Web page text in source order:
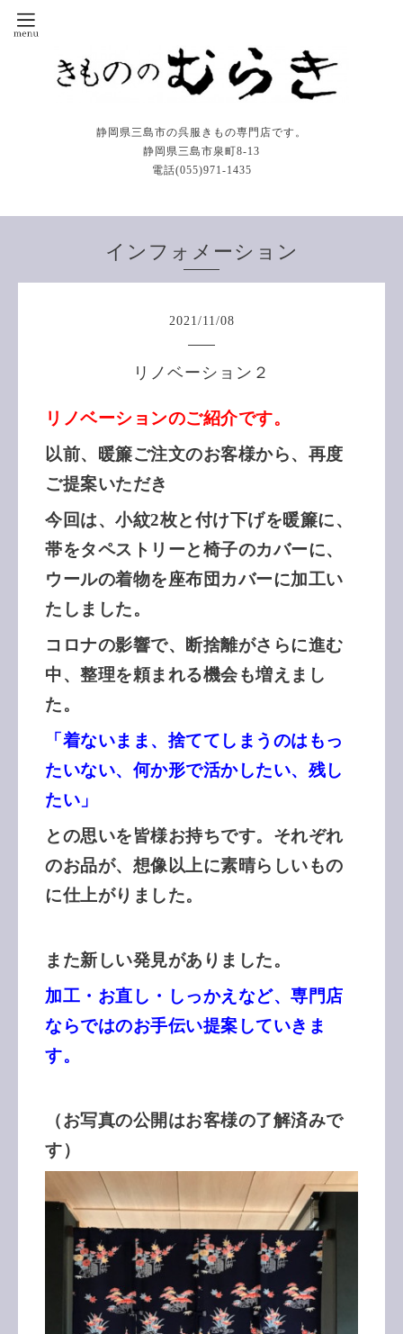
静岡県三島市の呉服きもの専門店です。
静岡県三島市泉町8-13
電話(055)971-1435
インフォメーション
2021 /11 /08
リノベーション２
リノベーションのご紹介です。
以前、暖簾ご注文のお客様から、再度
ご提案いただき
今回は、小紋2枚と付け下げを暖簾に、
帯をタペストリーと椅子のカバーに、
ウールの着物を座布団カバーに加工い
たしました。
コロナの影響で、断捨離がさらに進む
中、整理を頼まれる機会も増えまし
た。
「着ないまま、捨ててしまうのはもっ
たいない、何か形で活かしたい、残し
たい」
との思いを皆様お持ちです。それぞれ
のお品が、 想像以上に素晴らしいもの
に仕上がりました。
また新しい発見がありました。
加工・お直し・しっかえなど、専門店
ならではのお手伝い提案していきま
す。
（お写真の公開はお客様の了解済みで
す）